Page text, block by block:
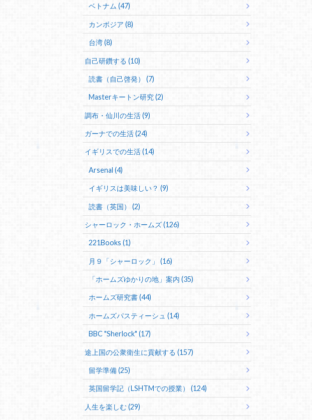
ベトナム (47)
カンボジア (8)
台湾 (8)
自己研鑽する (10)
読書（自己啓発） (7)
Masterキートン研究 (2)
調布・仙川の生活 (9)
ガーナでの生活 (24)
イギリスでの生活 (14)
Arsenal (4)
イギリスは美味しい？ (9)
読書（英国） (2)
シャーロック・ホームズ (126)
221Books (1)
月９「シャーロック」 (16)
「ホームズゆかりの地」案内 (35)
ホームズ研究書 (44)
ホームズパスティーシュ (14)
BBC "Sherlock" (17)
途上国の公衆衛生に貢献する (157)
留学準備 (25)
英国留学記（LSHTMでの授業） (124)
人生を楽しむ (29)